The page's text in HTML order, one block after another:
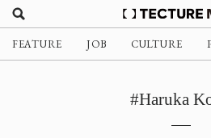
FEATURE JOB CULTURE
#Haruka